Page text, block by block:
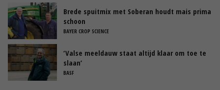
Brede spuitmix met Soberan houdt mais prima
schoon
BAYER CROP SCIENCE
‘Valse meeldauw staat altijd klaar om toe te
slaan’
BASF